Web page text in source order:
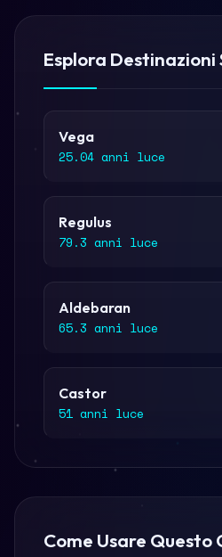
Esplora Destinazioni
Vega
25.04 anni luce
Regulus
79.3 anni luce
Aldebaran
65.3 anni luce
Castor
51 anni luce
Come Usare